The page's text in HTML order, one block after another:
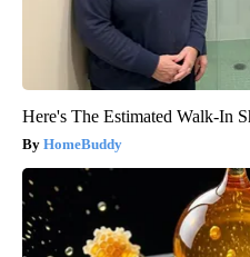
Here's The Estimated Walk-In
HomeBuddy